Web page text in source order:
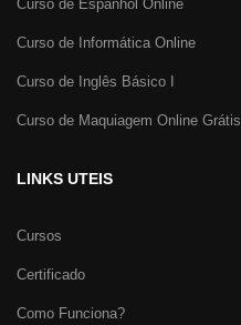
Curso de Espanhol Online
Curso de Informática Online
Curso de Inglês Básico I
Curso de Maquiagem Online Grátis
LINKS UTEIS
Cursos
Certificado
Como Funciona?